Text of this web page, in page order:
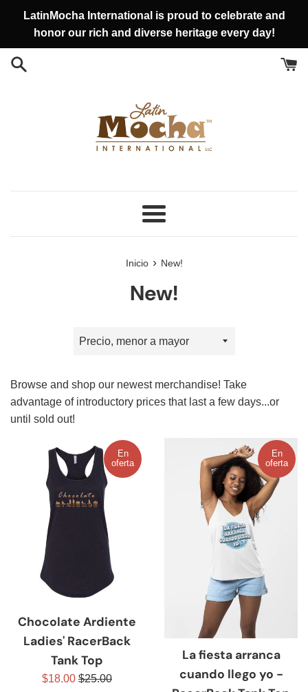
contenido
LatinMocha International is proud to celebrate and
honor our rich and diverse heritage every day!
Más
Inicio › New!
New!
Ordenar
Browse and shop our newest merchandise! Take
advantage of introductory prices that last a few days...or
until sold out!
Chocolate Ardiente
Ladies' RacerBack
Tank Top
Precio
$18.00 Precio
$25.00
En
oferta
La fiesta arranca
cuando llego yo -
En
oferta